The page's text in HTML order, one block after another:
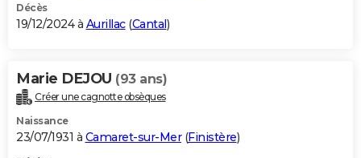
Décès
19/12/2024 à Aurillac(Cantal)
Marie DEJOU (93 ans)
Créer une cagnotte obsèques
Naissance
23/07/1931 à Camaret-sur-Mer(Finistère)